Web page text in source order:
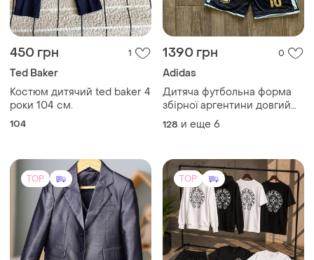
Костюм дитячий ted baker 4
роки 104 см.
104
Дитяча футбольна форма
збірної аргентини довгий
рукав мессі чемпіонат світу
2026 адідас комплект
футболка та шорти для
дітей adidas argentina
messi
128 и еще 6
TOP TOP